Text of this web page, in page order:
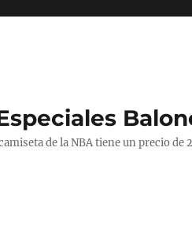
de la NBA tiene un precio de